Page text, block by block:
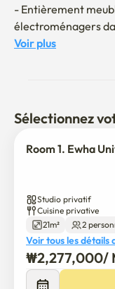
- Entièrement
électroménagers
entièrement meublée
- Excellente
de livraison sans
- Hongdae Street,
- L'heure
le départ doit se
- Il est interdit de
faire du bruit, et
- Vous n'avez pas
Voir plus
Sélectionnez
Room 1. Ewha
Studio privatif
Cuisine privative
21m²
2
Voir tous les détails
₩2,277,000/
€2,277,000